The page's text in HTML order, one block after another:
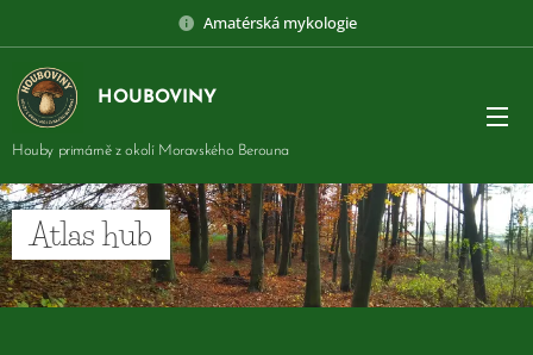
Amatérská mykologie
HOUBOVINY
Houby primárně z okolí Moravského Berouna
Atlas hub